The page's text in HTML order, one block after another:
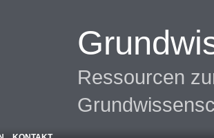
Ressourcen